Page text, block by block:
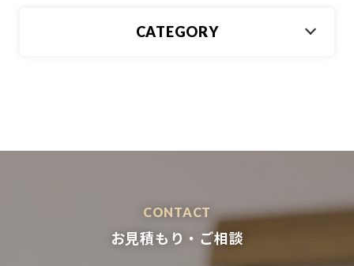
CATEGORY
CONTACT
お見積もり・ご相談